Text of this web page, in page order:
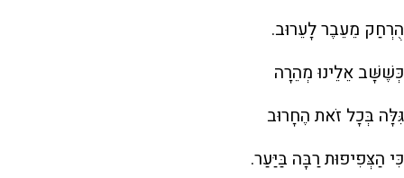
הֻרְחַק מֵעֵבֶר לָעֵרוּב.
כְּשֶׁשָּׁב אֵלֵינוּ מְהֵרָה
גִּלָּה בְּכָל זֹאת הֶחָרוּב
כִּי הַצְּפִיפוּת רַבָּה בַּיַּעַר.